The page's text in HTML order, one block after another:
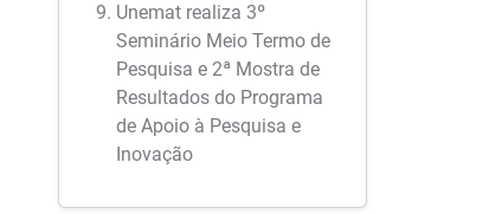
Unemat realiza 3º
Seminário Meio Termo de
Pesquisa e 2ª Mostra de
Resultados do Programa
de Apoio à Pesquisa e
Inovação